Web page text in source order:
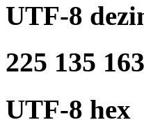
UTF-8
225 135 163
UTF-8 hex